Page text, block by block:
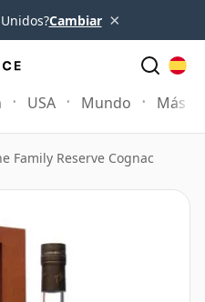
Cambiar ×
USA Mundo Más
Family Reserve Cognac